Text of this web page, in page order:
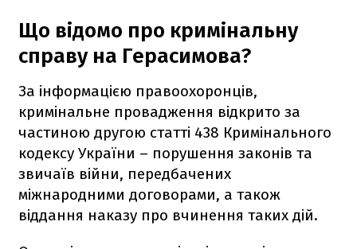
Що відомо про кримінальну
справу на Герасимова?
За інформацією правоохоронців,
кримінальне провадження відкрито за
частиною другою статті 438 Кримінального
кодексу України – порушення законів та
звичаїв війни, передбачених
міжнародними договорами, а також
віддання наказу про вчинення таких дій.